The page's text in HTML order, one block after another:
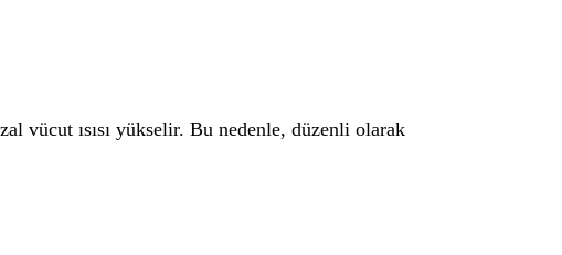
vücut ısısı yükselir. Bu nedenle, düzenli olarak